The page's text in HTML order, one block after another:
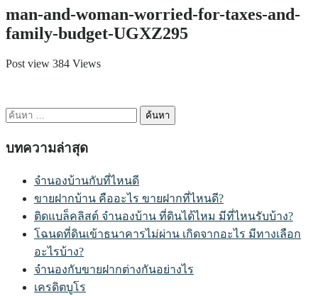
man-and-woman-worried-for-taxes-and-
family-budget-UGXZ295
Post view 384 Views
ค้นหา
บทความล่าสุด
จำนองบ้านกับที่ไหนดี
ขายฝากบ้าน คืออะไร ขายฝากที่ไหนดี?
ติดแบล็คลิสต์ จำนองบ้าน ที่ดินได้ไหม มีที่ไหนรับบ้าง?
โฉนดที่ดินเข้าธนาคารไม่ผ่าน เกิดจากอะไร มีทางเลือก
อะไรบ้าง?
จำนองกับขายฝากต่างกันอย่างไร
เครดิตบูโร